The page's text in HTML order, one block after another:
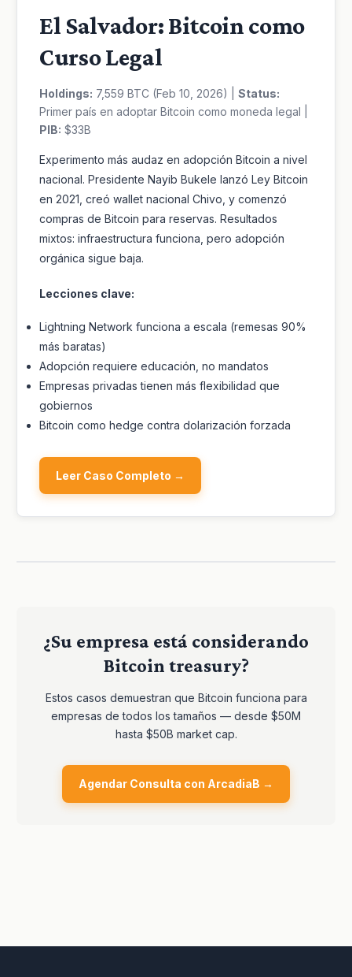
El Salvador: Bitcoin como
Curso Legal
Holdings: 7,559 BTC (Feb 10, 2026) | Status:
Primer país en adoptar Bitcoin como moneda legal |
PIB: $33B
Experimento más audaz en adopción Bitcoin a nivel
nacional. Presidente Nayib Bukele lanzó Ley Bitcoin
en 2021, creó wallet nacional Chivo, y comenzó
compras de Bitcoin para reservas. Resultados
mixtos: infraestructura funciona, pero adopción
orgánica sigue baja.
Lecciones clave:
Lightning Network funciona a escala (remesas 90%
más baratas)
Adopción requiere educación, no mandatos
Empresas privadas tienen más flexibilidad que
gobiernos
Bitcoin como hedge contra dolarización forzada
Leer Caso Completo →
¿Su empresa está considerando
Bitcoin treasury?
Estos casos demuestran que Bitcoin funciona para
empresas de todos los tamaños — desde $50M
hasta $50B market cap.
Agendar Consulta con ArcadiaB →